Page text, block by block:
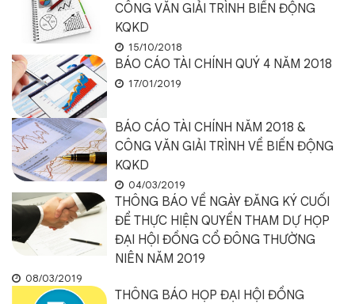
CÔNG VĂN GIẢI TRÌNH BIẾN ĐỘNG
KQKD
15/10/2018
BÁO CÁO TÀI CHÍNH QUÝ 4 NĂM 2018
17/01/2019
BÁO CÁO TÀI CHÍNH NĂM 2018 &
CÔNG VĂN GIẢI TRÌNH VỀ BIẾN ĐỘNG
KQKD
04/03/2019
THÔNG BÁO VỀ NGÀY ĐĂNG KÝ CUỐI
ĐỂ THỰC HIỆN QUYỀN THAM DỰ HỌP
ĐẠI HỘI ĐỒNG CỔ ĐÔNG THƯỜNG
NIÊN NĂM 2019
08/03/2019
THÔNG BÁO HỌP ĐẠI HỘI ĐỒNG